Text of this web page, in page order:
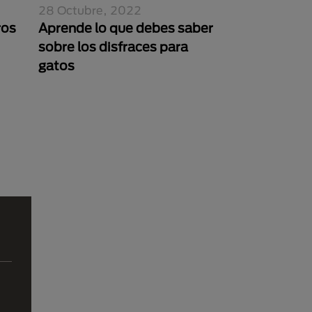
28 Octubre, 2022
Aprende lo que debes saber
sobre los disfraces para
gatos